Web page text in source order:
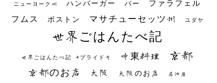
ニューヨーク州 ハンバーガー バー ファラフェル
フムス ボストン マサチューセッツ州 ユダヤ
世界ごはんたべ記
世界ごはんたべ記 #プライド号 中東料理 京都
京都のお店 大阪 大阪のお店 居酒屋